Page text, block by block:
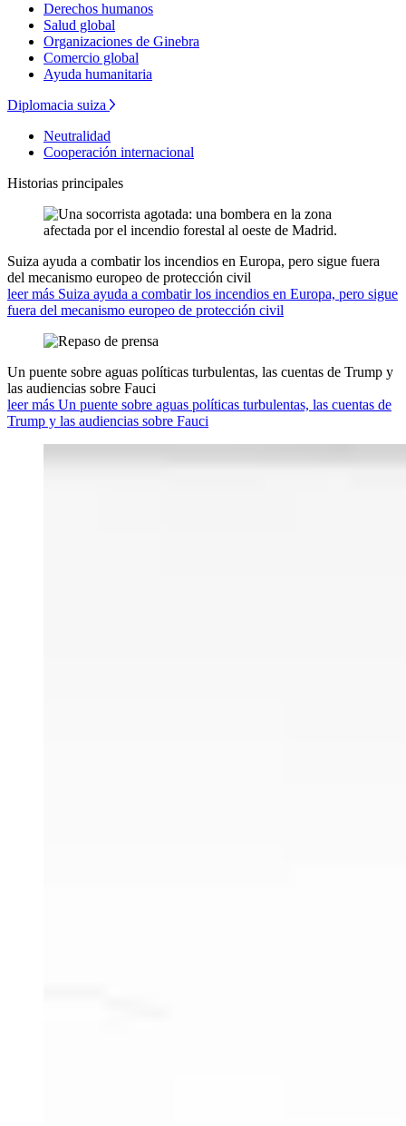
Derechos humanos
Salud global
Organizaciones de Ginebra
Comercio global
Ayuda humanitaria
Diplomacia suiza
Neutralidad
Cooperación internacional
Historias principales
Suiza ayuda a combatir los incendios en Europa, pero sigue fuera
del mecanismo europeo de protección civil
leer más Suiza ayuda a combatir los incendios en Europa, pero sigue
fuera del mecanismo europeo de protección civil
Un puente sobre aguas políticas turbulentas, las cuentas de Trump y
las audiencias sobre Fauci
leer más Un puente sobre aguas políticas turbulentas, las cuentas de
Trump y las audiencias sobre Fauci